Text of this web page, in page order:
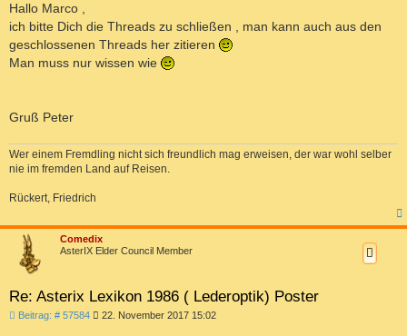
r
a
g
Hallo Marco ,
ich bitte Dich die Threads zu schließen , man kann auch aus den
geschlossenen Threads her zitieren
Man muss nur wissen wie
Gruß Peter
Wer einem Fremdling nicht sich freundlich mag erweisen, der war wohl selber
nie im fremden Land auf Reisen.
Rückert, Friedrich
a
Comedix
AsterIX Elder Council Member
Re: Asterix Lexikon 1986 ( Lederoptik) Poster
Beitrag: # 57584B 22. November 2017 15:02